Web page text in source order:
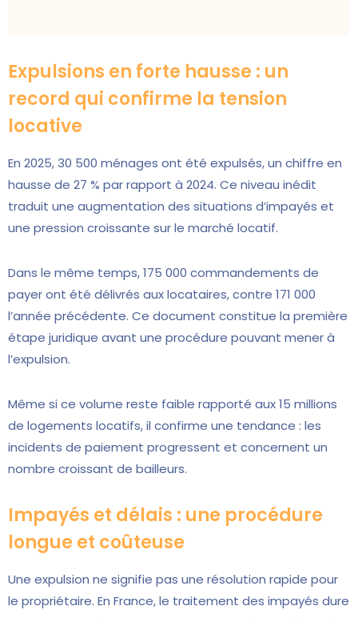
Expulsions en forte hausse : un
record qui confirme la tension
locative
En 2025, 30 500 ménages ont été expulsés, un chiffre en
hausse de 27 % par rapport à 2024. Ce niveau inédit
traduit une augmentation des situations d’impayés et
une pression croissante sur le marché locatif.
Dans le même temps, 175 000 commandements de
payer ont été délivrés aux locataires, contre 171 000
l’année précédente. Ce document constitue la première
étape juridique avant une procédure pouvant mener à
l’expulsion.
Même si ce volume reste faible rapporté aux 15 millions
de logements locatifs, il confirme une tendance : les
incidents de paiement progressent et concernent un
nombre croissant de bailleurs.
Impayés et délais : une procédure
longue et coûteuse
Une expulsion ne signifie pas une résolution rapide pour
le propriétaire. En France, le traitement des impayés dure